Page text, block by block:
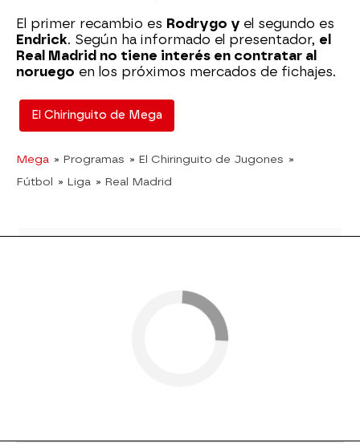
El primer recambio es Rodrygo y el segundo es
Endrick. Según ha informado el presentador, el
Real Madrid no tiene interés en contratar al
noruego en los próximos mercados de fichajes.
El Chiringuito de Mega
Mega » Programas » El Chiringuito de Jugones »
Fútbol » Liga » Real Madrid